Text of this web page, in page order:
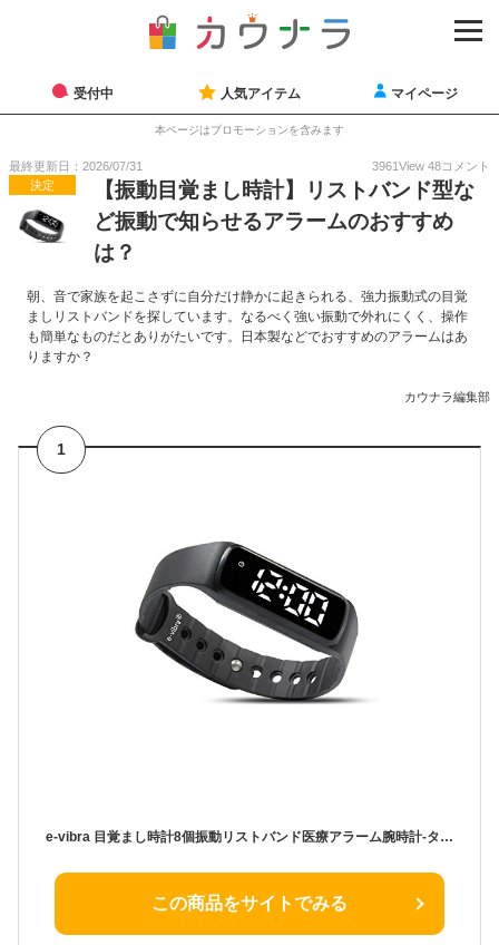
受付中 人気アイテム マイページ
本ページはプロモーションを含みます
最終更新日：2026/07/31 3961View 48コメント
決定
【振動目覚まし時計】リストバンド型な
ど振動で知らせるアラームのおすすめ
は？
朝、音で家族を起こさずに自分だけ静かに起きられる、強力振動式の目覚
ましリストバンドを探しています。なるべく強い振動で外れにくく、操作
も簡単なものだとありがたいです。日本製などでおすすめのアラームはあ
りますか？
カウナラ編集部
1
e-vibra 目覚まし時計8個振動リストバンド医療アラーム腕時計-タイマー付きと毎日の目覚まし時計8個(ブラック- Large)
この商品をサイトでみる